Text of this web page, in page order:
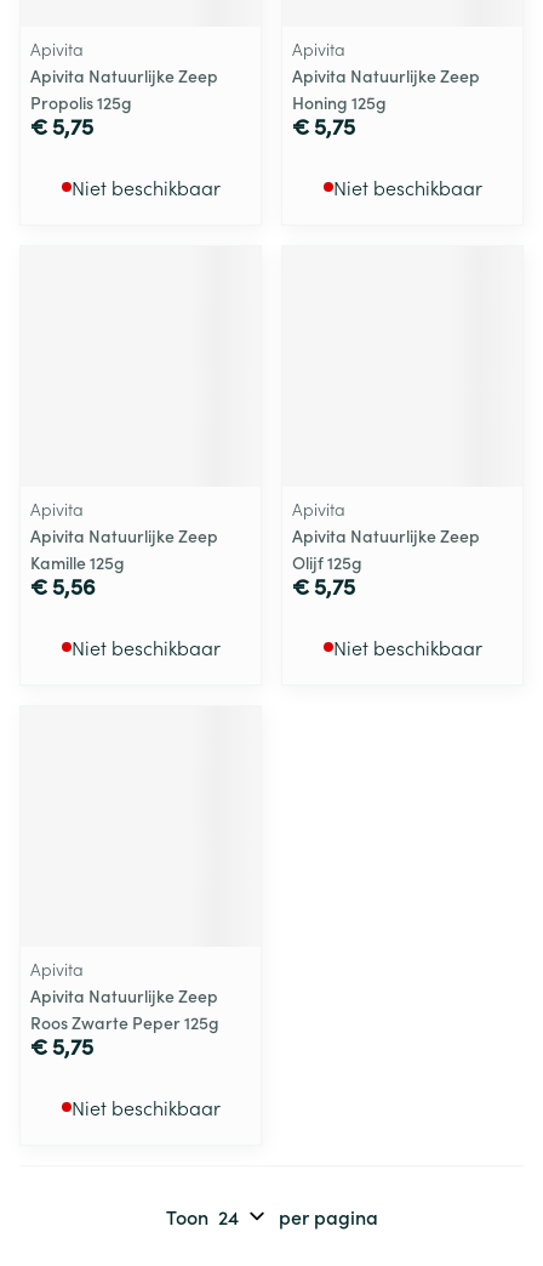
Apivita
Apivita Natuurlijke Zeep
Propolis 125g
€ 5,75
Niet beschikbaar
Apivita
Apivita Natuurlijke Zeep
Honing 125g
€ 5,75
Niet beschikbaar
Apivita
Apivita Natuurlijke Zeep
Kamille 125g
€ 5,56
Niet beschikbaar
Apivita
Apivita Natuurlijke Zeep
Olijf 125g
€ 5,75
Niet beschikbaar
Apivita
Apivita Natuurlijke Zeep
Roos Zwarte Peper 125g
€ 5,75
Niet beschikbaar
Toon per pagina